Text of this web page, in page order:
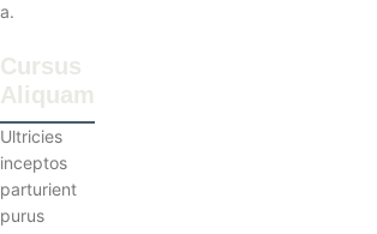
a.
Cursus
Aliquam
Ultricies
inceptos
parturient
purus